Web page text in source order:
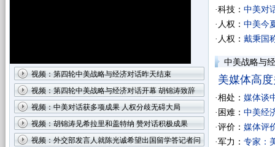
视频：第四轮中美战略与经济对话昨天结束
视频：第四轮中美战略与经济对话开幕 胡锦涛致辞
视频：中美对话获多项成果 人权分歧无碍大局
视频：胡锦涛见希拉里和盖特纳 赞对话积极成果
视频：外交部发言人就陈光诚希望出国留学答记者问
·科技： 中美对
·人权： 中美今
·人权： 戴秉国
中美战略与
美媒体高
·相处： 媒体谈
·困难： 中美经
·评价： 媒体评
·军力： 专家：